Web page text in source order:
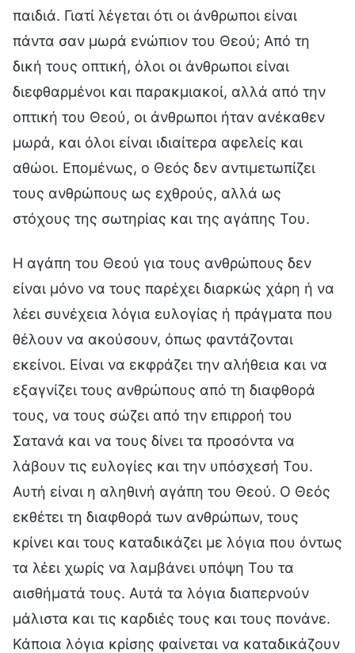
παιδιά. Γιατί λέγεται ότι οι άνθρωποι είναι
πάντα σαν μωρά ενώπιον του Θεού; Από τη
δική τους οπτική, όλοι οι άνθρωποι είναι
διεφθαρμένοι και παρακμιακοί, αλλά από την
οπτική του Θεού, οι άνθρωποι ήταν ανέκαθεν
μωρά, και όλοι είναι ιδιαίτερα αφελείς και
αθώοι. Επομένως, ο Θεός δεν αντιμετωπίζει
τους ανθρώπους ως εχθρούς, αλλά ως
στόχους της σωτηρίας και της αγάπης Του.
Η αγάπη του Θεού για τους ανθρώπους δεν
είναι μόνο να τους παρέχει διαρκώς χάρη ή να
λέει συνέχεια λόγια ευλογίας ή πράγματα που
θέλουν να ακούσουν, όπως φαντάζονται
εκείνοι. Είναι να εκφράζει την αλήθεια και να
εξαγνίζει τους ανθρώπους από τη διαφθορά
τους, να τους σώζει από την επιρροή του
Σατανά και να τους δίνει τα προσόντα να
λάβουν τις ευλογίες και την υπόσχεσή Του.
Αυτή είναι η αληθινή αγάπη του Θεού. Ο Θεός
εκθέτει τη διαφθορά των ανθρώπων, τους
κρίνει και τους καταδικάζει με λόγια που όντως
τα λέει χωρίς να λαμβάνει υπόψη Του τα
αισθήματά τους. Αυτά τα λόγια διαπερνούν
μάλιστα και τις καρδιές τους και τους πονάνε.
Κάποια λόγια κρίσης φαίνεται να καταδικάζουν